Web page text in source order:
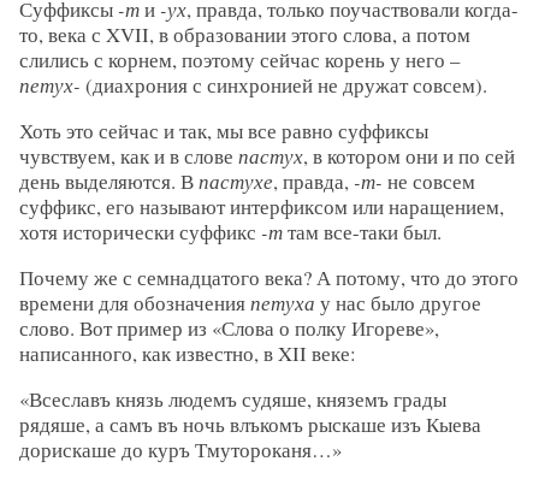
Суффиксы -ти -ух, правда, только поучаствовали когда-
то, века с XVII, в образовании этого слова, а потом
слились с корнем, поэтому сейчас корень у него –
петух- (диахрония с синхронией не дружат совсем).
Хоть это сейчас и так, мы все равно суффиксы
чувствуем, как и в словепастух, в котором они и по сей
день выделяются. Впастухе, правда, -т- не совсем
суффикс, его называют интерфиксом или наращением,
хотя исторически суффикс -ттам все-таки был.
Почему же с семнадцатого века? А потому, что до этого
времени для обозначенияпетуха у нас было другое
слово. Вот пример из «Слова о полку Игореве»,
написанного, как известно, в XII веке:
«Всеславъ князь людемъ судяше, княземъ грады
рядяше, а самъ въ ночь влъкомъ рыскаше изъ Кыева
дорискаше до куръ Тмутороканя…»